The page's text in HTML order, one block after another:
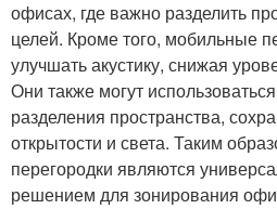
офисах, где важно разделить
целей. Кроме того, мобильные
улучшать акустику, снижая
Они также могут
разделения пространства,
открытости и света. Таким
перегородки являются
решением для зонирования